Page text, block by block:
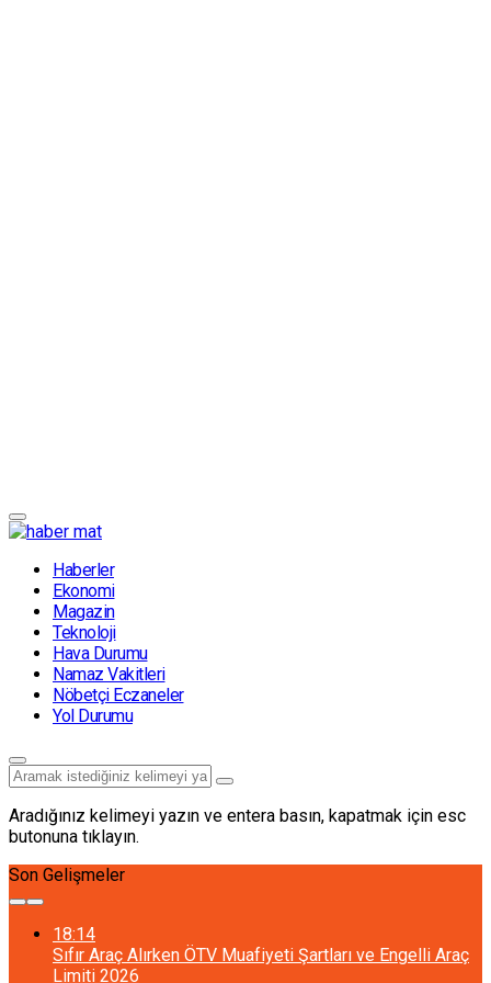
Haberler
Ekonomi
Magazin
Teknoloji
Hava Durumu
Namaz Vakitleri
Nöbetçi Eczaneler
Yol Durumu
Aradığınız kelimeyi yazın ve entera basın, kapatmak için esc
butonuna tıklayın.
Son Gelişmeler
18:14
Sıfır Araç Alırken ÖTV Muafiyeti Şartları ve Engelli Araç
Limiti 2026